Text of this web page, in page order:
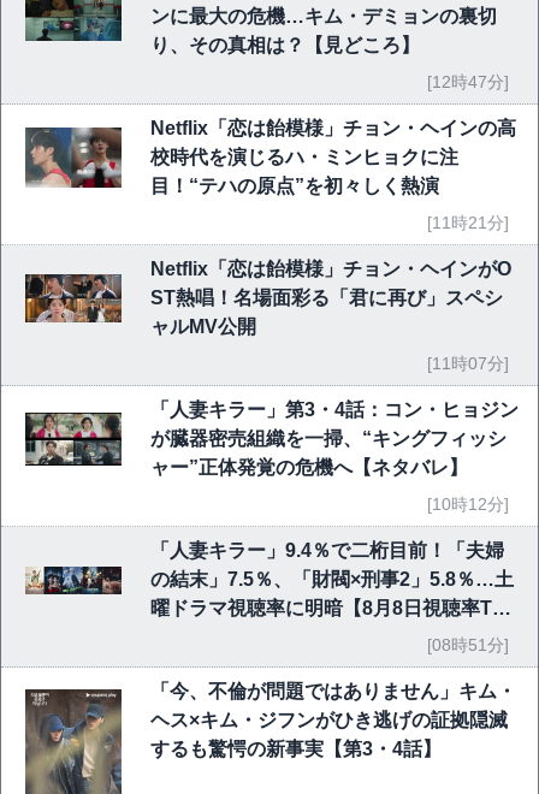
ンに最大の危機…キム・デミョンの裏切
り、その真相は？【見どころ】
[12時47分]
Netflix「恋は飴模様」チョン・ヘインの高
校時代を演じるハ・ミンヒョクに注
目！“テハの原点”を初々しく熱演
[11時21分]
Netflix「恋は飴模様」チョン・ヘインがO
ST熱唱！名場面彩る「君に再び」スペシ
ャルMV公開
[11時07分]
「人妻キラー」第3・4話：コン・ヒョジン
が臓器密売組織を一掃、“キングフィッシ
ャー”正体発覚の危機へ【ネタバレ】
[10時12分]
「人妻キラー」9.4％で二桁目前！「夫婦
の結末」7.5％、「財閥×刑事2」5.8％…土
曜ドラマ視聴率に明暗【8月8日視聴率TO
[08時51分]
「今、不倫が問題ではありません」キム・
ヘス×キム・ジフンがひき逃げの証拠隠滅
するも驚愕の新事実【第3・4話】